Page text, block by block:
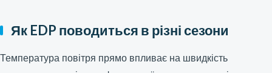
Як EDP поводиться в різні сезони
Температура повітря прямо впливає на швидкість